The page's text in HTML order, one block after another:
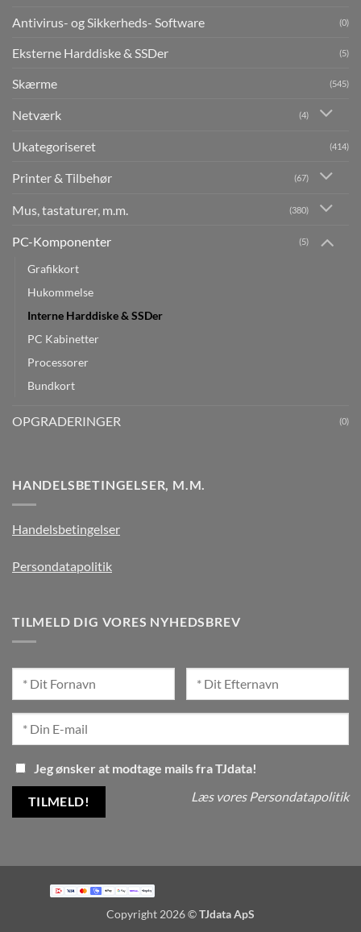
Antivirus- og Sikkerheds- Software (0)
Eksterne Harddiske & SSDer (5)
Skærme (545)
Netværk (4)
Ukategoriseret (414)
Printer & Tilbehør (67)
Mus, tastaturer, m.m. (380)
PC-Komponenter (5)
Grafikkort
Hukommelse
Interne Harddiske & SSDer
PC Kabinetter
Processorer
Bundkort
OPGRADERINGER (0)
HANDELSBETINGELSER, M.M.
Handelsbetingelser
Persondatapolitik
TILMELD DIG VORES NYHEDSBREV
Jeg ønsker at modtage mails fra TJdata!
Læs vores Persondatapolitik
Copyright 2026 ©TJdata ApS